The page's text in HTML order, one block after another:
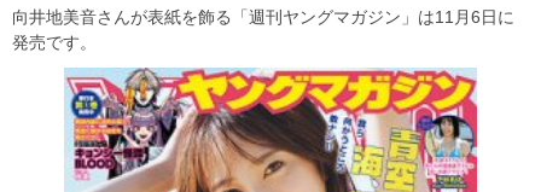
向井地美音さんが表紙を飾る「週刊ヤングマガジン」は11月6日に
発売です。